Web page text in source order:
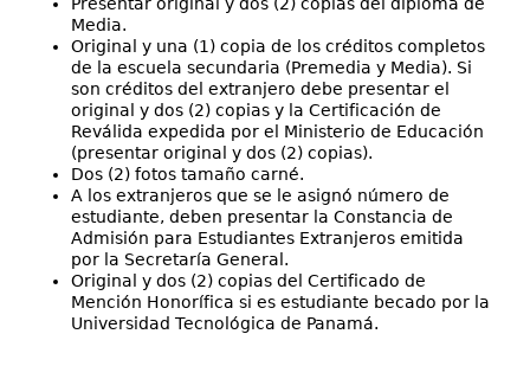
Media.
Original y una (1) copia de los créditos completos
de la escuela secundaria (Premedia y Media). Si
son créditos del extranjero debe presentar el
original y dos (2) copias y la Certificación de
Reválida expedida por el Ministerio de Educación
(presentar original y dos (2) copias).
Dos (2) fotos tamaño carné.
A los extranjeros que se le asignó número de
estudiante, deben presentar la Constancia de
Admisión para Estudiantes Extranjeros emitida
por la Secretaría General.
Original y dos (2) copias del Certificado de
Mención Honorífica si es estudiante becado por la
Universidad Tecnológica de Panamá.